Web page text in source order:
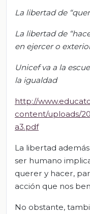
La libertad de
La libertad de
en ejercer o
Unicef va a la
la igualdad
http://
content/uploads/
a3.pdf
La libertad
ser humano
querer y hacer,
acción que nos
No obstante,